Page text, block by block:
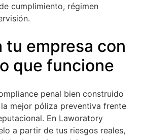
cumplimiento, régimen
tu empresa con
que funcione
penal bien construido
mejor póliza preventiva frente
En Laworatory
a partir de tus riesgos reales,